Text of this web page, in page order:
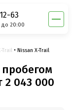
63
20:00
Trail Nissan X-Trail
2 043 000